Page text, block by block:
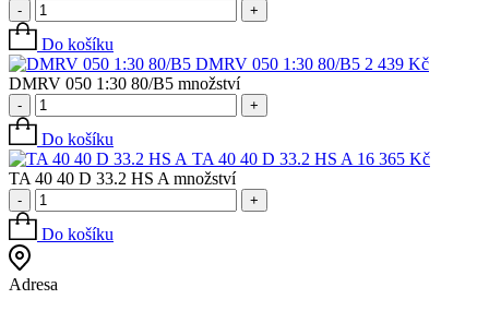
- +
Do košíku
DMRV 050 1:30 80/B5 2 439 Kč
DMRV 050 1:30 80/B5 množství
- +
Do košíku
TA 40 40 D 33.2 HS A 16 365 Kč
TA 40 40 D 33.2 HS A množství
- +
Do košíku
Adresa